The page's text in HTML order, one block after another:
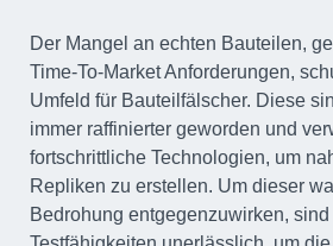
Der Mangel an echten Bauteilen,
Time-To-Market Anforderungen,
Umfeld für Bauteilfälscher. Diese
immer raffinierter geworden und
fortschrittliche Technologien, um
Repliken zu erstellen. Um dieser
Bedrohung entgegenzuwirken,